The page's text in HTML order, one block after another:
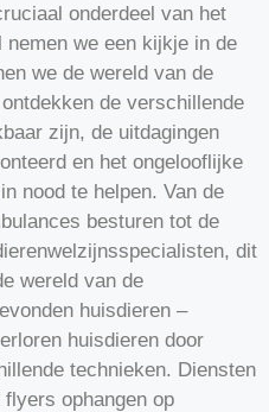
onderdeel van het
we een kijkje in de
we de wereld van de
de verschillende
zijn, de uitdagingen
en het ongelooflijke
nood te helpen. Van de
besturen tot de
dit
wereld van de
huisdieren –
huisdieren door
technieken. Diensten
ophangen op